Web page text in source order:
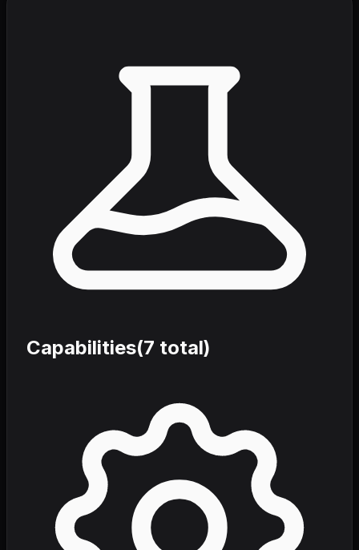
Capabilities(7 total)